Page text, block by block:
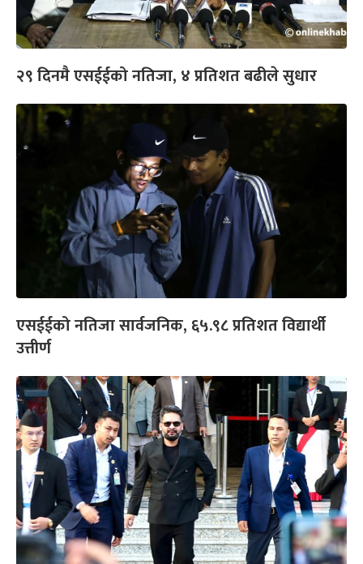
२९ दिनमै एसईईको नतिजा, ४ प्रतिशत बढीले सुधार
एसईईको नतिजा सार्वजनिक, ६५.९८ प्रतिशत विद्यार्थी
उत्तीर्ण